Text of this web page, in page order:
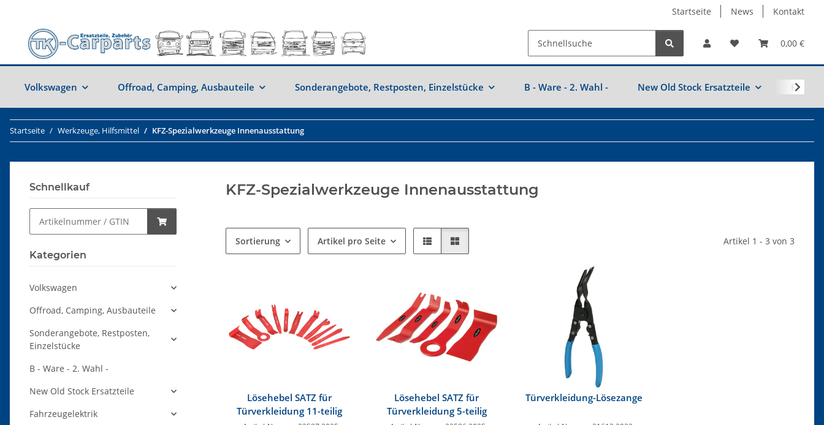
Startseite News Kontakt
0,00 €
Volkswagen Offroad, Camping, Ausbauteile Sonderangebote, Restposten, Einzelstücke B - Ware - 2. Wahl - New Old Stock Ersatzteile
Startseite Werkzeuge, Hilfsmittel KFZ-Spezialwerkzeuge Innenausstattung
KFZ-Spezialwerkzeuge Innenausstattung
Sortierung Artikel pro Seite Artikel 1 - 3 von 3
Lösehebel SATZ für
Türverkleidung 11-teilig
Lösehebel SATZ für
Türverkleidung 5-teilig
Türverkleidung-Lösezange
Schnellkauf
Kategorien
Volkswagen
Offroad, Camping, Ausbauteile
Sonderangebote, Restposten,
Einzelstücke
B - Ware - 2. Wahl -
New Old Stock Ersatzteile
Fahrzeugelektrik